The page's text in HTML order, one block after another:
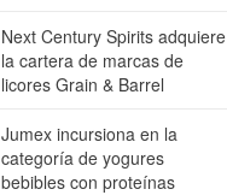
Next Century Spirits adquiere
la cartera de marcas de
licores Grain & Barrel
Jumex incursiona en la
categoría de yogures
bebibles con proteínas